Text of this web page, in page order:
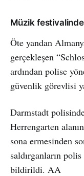
Müzik festivalinde
Öte yandan
gerçekleşen
ardından polise
güvenlik görevlisi
Darmstadt
Herrengarten
sona ermesinden
saldırganların
bildirildi. AA